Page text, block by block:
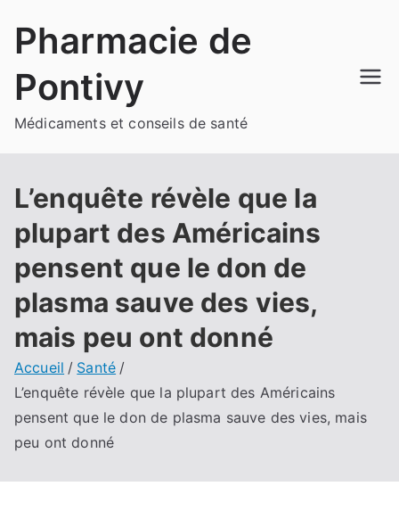
Pharmacie de
Pontivy
Médicaments et conseils de santé
L’enquête révèle que la
plupart des Américains
pensent que le don de
plasma sauve des vies,
mais peu ont donné
Accueil
Santé
L’enquête révèle que la plupart des Américains
pensent que le don de plasma sauve des vies, mais
peu ont donné